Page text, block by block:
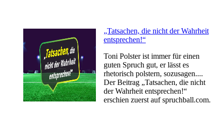
„Tatsachen, die nicht der Wahrheit
entsprechen!“
Toni Polster ist immer für einen
guten Spruch gut, er lässt es
rhetorisch polstern, sozusagen....
Der Beitrag „Tatsachen, die nicht
der Wahrheit entsprechen!“
erschien zuerst auf spruchball.com.